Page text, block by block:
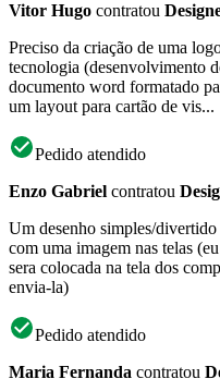
Vitor Hugo contratou
Preciso da criação de uma
tecnologia (desenvolvimento
documento word formatado
um layout para cartão de vis...
Pedido atendido
Enzo Gabriel contratou
Um desenho simples/
com uma imagem nas telas
sera colocada na tela dos
envia-la)
Pedido atendido
Maria Fernanda contratou